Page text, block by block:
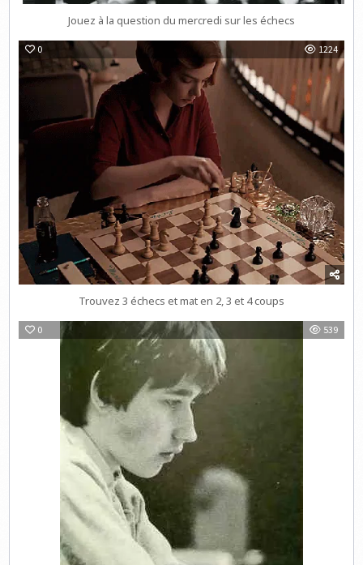
Jouez à la question du mercredi sur les échecs
0 1224
Trouvez 3 échecs et mat en 2, 3 et 4 coups
0 539